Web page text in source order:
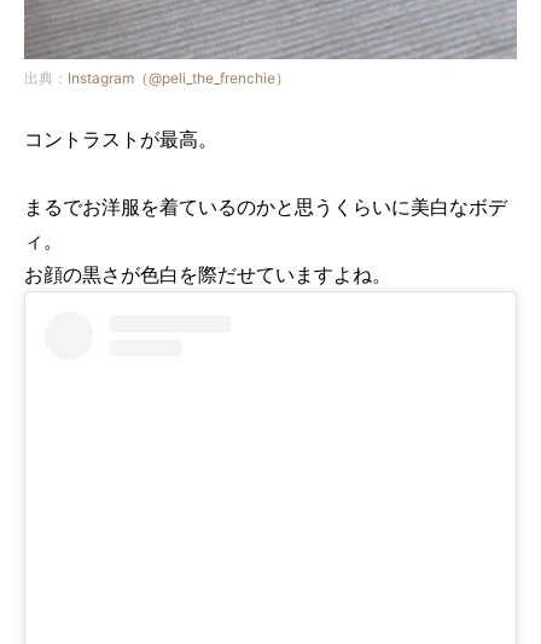
出典： Instagram（@peli_the_frenchie）
コントラストが最高。
まるでお洋服を着ているのかと思うくらいに美白なボデ
ィ。
お顔の黒さが色白を際だせていますよね。